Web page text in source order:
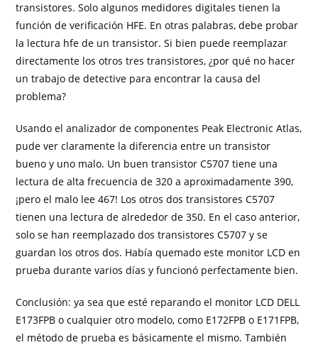
transistores. Solo algunos medidores digitales tienen la
función de verificación HFE. En otras palabras, debe probar
la lectura hfe de un transistor. Si bien puede reemplazar
directamente los otros tres transistores, ¿por qué no hacer
un trabajo de detective para encontrar la causa del
problema?
Usando el analizador de componentes Peak Electronic Atlas,
pude ver claramente la diferencia entre un transistor
bueno y uno malo. Un buen transistor C5707 tiene una
lectura de alta frecuencia de 320 a aproximadamente 390,
¡pero el malo lee 467! Los otros dos transistores C5707
tienen una lectura de alrededor de 350. En el caso anterior,
solo se han reemplazado dos transistores C5707 y se
guardan los otros dos. Había quemado este monitor LCD en
prueba durante varios días y funcionó perfectamente bien.
Conclusión: ya sea que esté reparando el monitor LCD DELL
E173FPB o cualquier otro modelo, como E172FPB o E171FPB,
el método de prueba es básicamente el mismo. También